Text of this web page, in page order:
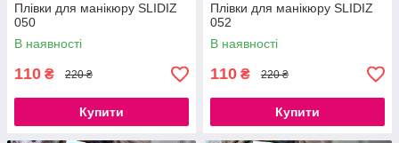
Плівки для манікюру SLIDIZ
050
В наявності
110 ₴ 220 ₴
Купити
Плівки для манікюру SLIDIZ
052
В наявності
110 ₴ 220 ₴
Купити